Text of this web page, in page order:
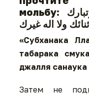
мольбу: سُبْحَانَكَ اللَهمّ وبحمدك وتبارك
ولا اله غيرك
«Субханака
табарака
джалля санаука
Затем не